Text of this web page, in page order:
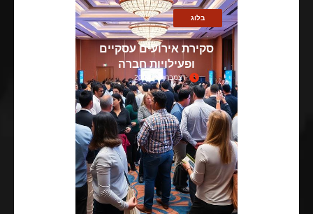
בלוג
סקירת אירועים עסקיים
ופעילויות חברה
דצמבר 17, 2024